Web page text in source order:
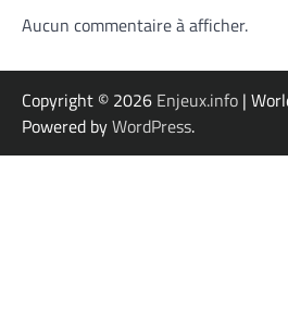
Aucun commentaire à afficher.
Copyright © 2026 Enjeux.info |
Powered byWordPress.